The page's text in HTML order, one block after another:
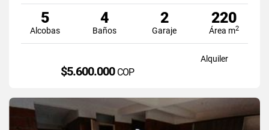
5
Alcobas
4
Baños
2
Garaje
220
Área m2
Alquiler
$5.600.000 COP